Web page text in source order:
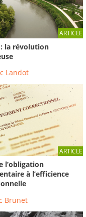
ARTICLE
: la révolution
Landot
ARTICLE
l’obligation
à l’efficience
Brunet